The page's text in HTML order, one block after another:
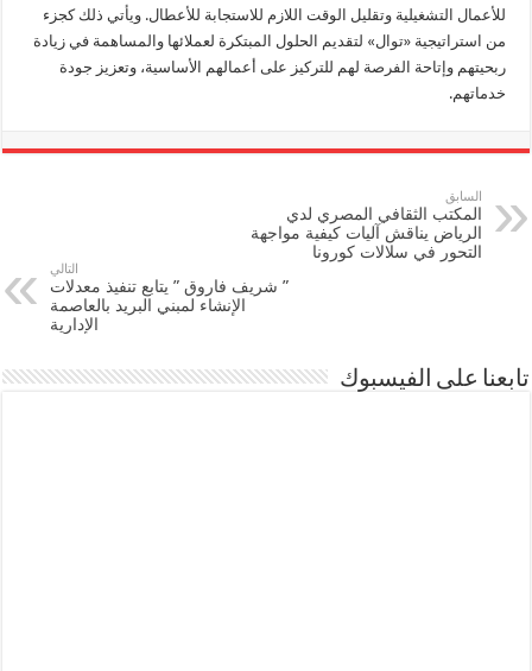
للأعمال التشغيلية وتقليل الوقت اللازم للاستجابة للأعطال. ويأتي ذلك كجزء
من استراتيجية «توال» لتقديم الحلول المبتكرة لعملائها والمساهمة في زيادة
ربحيتهم وإتاحة الفرصة لهم للتركيز على أعمالهم الأساسية، وتعزيز جودة
خدماتهم.
السابق
المكتب الثقافي المصري لدي
الرياض يناقش آليات كيفية مواجهة
التحور في سلالات كورونا
التالي
” شريف فاروق ” يتابع تنفيذ معدلات
الإنشاء لمبني البريد بالعاصمة
الإدارية
تابعنا على الفيسبوك